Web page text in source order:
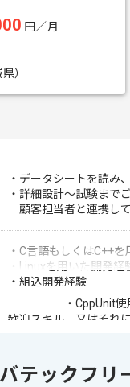
円／月
）
・データシートを読み
・詳細設計～試験まで
顧客担当者と連携し
・C言語もしくはC++
・Linuxを用いた開発経
・組込開発経験
歓迎スキル
・CppUnit
又はそれ
※上記に似た経験やスキル
テックフリ